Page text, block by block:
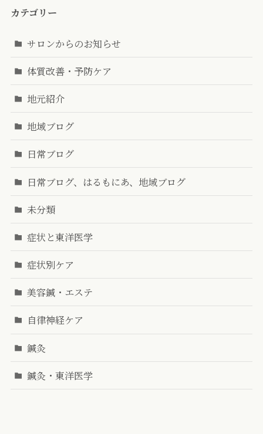
カテゴリー
サロンからのお知らせ
体質改善・予防ケア
地元紹介
地域ブログ
日常ブログ
日常ブログ、はるもにあ、地域ブログ
未分類
症状と東洋医学
症状別ケア
美容鍼・エステ
自律神経ケア
鍼灸
鍼灸・東洋医学